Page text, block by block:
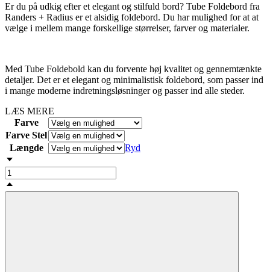
Er du på udkig efter et elegant og stilfuld bord? Tube Foldebord fra
Randers + Radius er et alsidig foldebord. Du har mulighed for at at
vælge i mellem mange forskellige størrelser, farver og materialer.
Med Tube Foldebold kan du forvente høj kvalitet og gennemtænkte
detaljer. Det er et elegant og minimalistisk foldebord, som passer ind
i mange moderne indretningsløsninger og passer ind alle steder.
LÆS MERE
Farve
Farve Stel
Længde
Ryd